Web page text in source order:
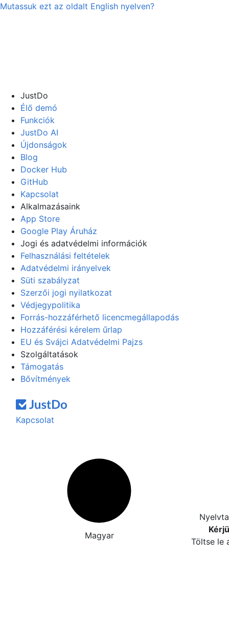
Mutassuk ezt az oldalt English nyelven?
JustDo
Élő demó
Funkciók
JustDo AI
Újdonságok
Blog
Docker Hub
GitHub
Kapcsolat
Alkalmazásaink
App Store
Google Play Áruház
Jogi és adatvédelmi információk
Felhasználási feltételek
Adatvédelmi irányelvek
Süti szabályzat
Szerzői jogi nyilatkozat
Védjegypolitika
Forrás-hozzáférhető licencmegállapodás
Hozzáférési kérelem űrlap
EU és Svájci Adatvédelmi Pajzs
Szolgáltatások
Támogatás
Bővítmények
Kapcsolat
Magyar
Töltse le